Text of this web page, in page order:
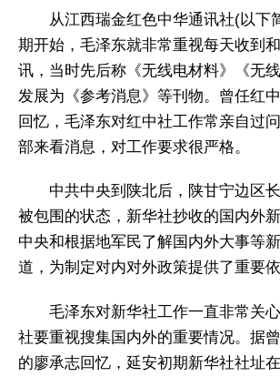
从江西瑞金红色中华通讯社(以下
期开始，毛泽东就非常重视每天收到
讯，当时先后称《无线电材料》《无
发展为《参考消息》等刊物。曾任红
回忆，毛泽东对红中社工作常亲自过
部来看消息，对工作要求很严格。
中共中央到陕北后，陕甘宁边区
被包围的状态，新华社抄收的国内外
中央和根据地军民了解国内外大事等
道，为制定对内对外政策提供了重要依
毛泽东对新华社工作一直非常关
社要重视搜集国内外的重要情况。据
的廖承志回忆，延安初期新华社社址